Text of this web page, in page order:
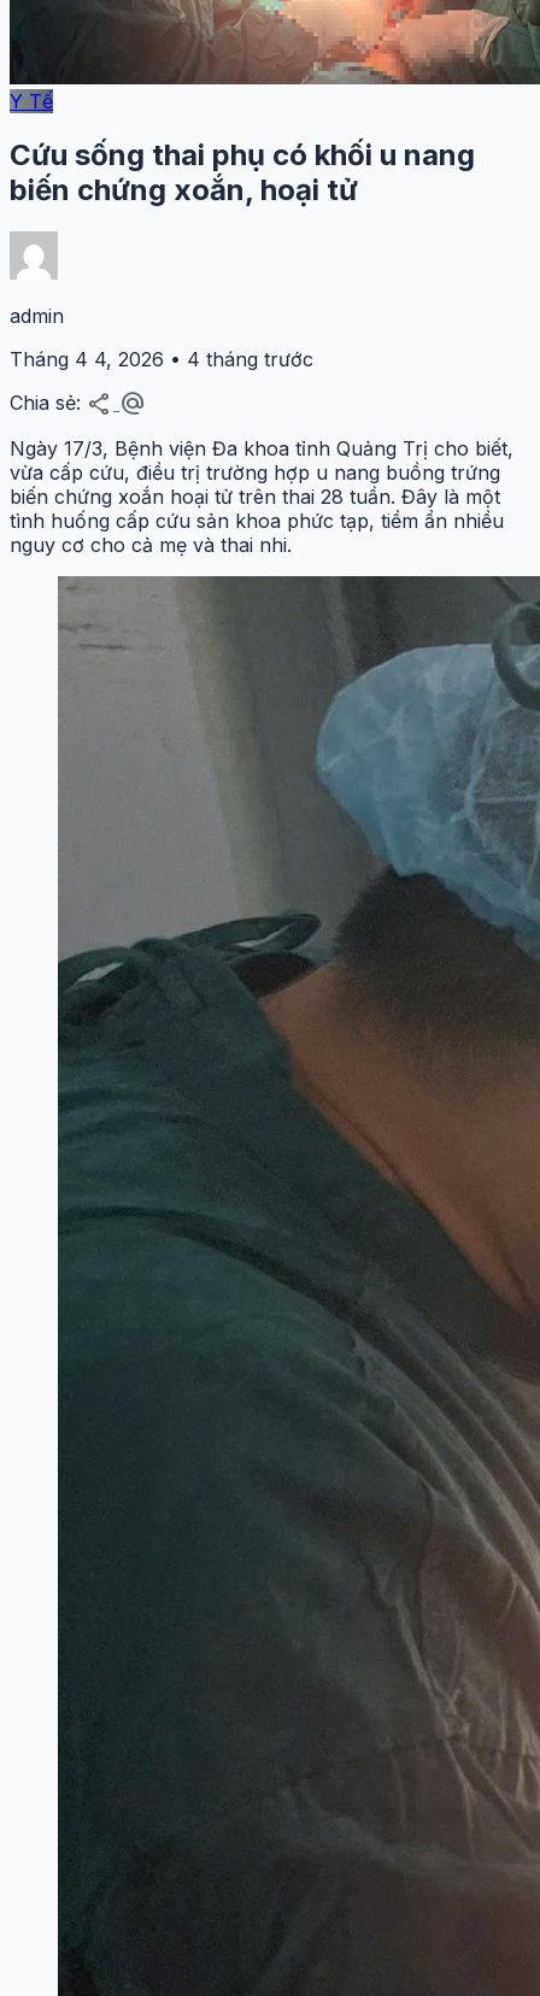
Y Tế
Cứu sống thai phụ có khối u nang
biến chứng xoắn, hoại tử
admin
Tháng 4 4, 2026 • 4 tháng trước
Chia sẻ: share alternate_email
Ngày 17/3, Bệnh viện Đa khoa tỉnh Quảng Trị cho biết,
vừa cấp cứu, điều trị trường hợp u nang buồng trứng
biến chứng xoắn hoại tử trên thai 28 tuần. Đây là một
tình huống cấp cứu sản khoa phức tạp, tiềm ẩn nhiều
nguy cơ cho cả mẹ và thai nhi.